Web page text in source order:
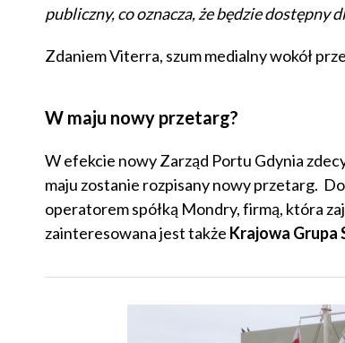
publiczny, co oznacza, że będzie dostępny
Zdaniem Viterra, szum medialny wokół
W maju nowy przetarg?
W efekcie nowy Zarząd Portu Gdynia
maju zostanie rozpisany nowy przetarg.
operatorem spółką Mondry, firmą, która
zainteresowana jest także Krajowa Grupa